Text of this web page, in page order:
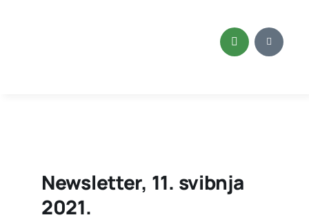
Newsletter, 11. svibnja
2021.